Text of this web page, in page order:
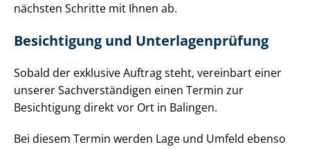
nächsten Schritte mit Ihnen ab.
Besichtigung und Un­ter­la­gen­prü­fung
Sobald der exklusive Auftrag steht, vereinbart einer
unserer Sach­ver­stän­di­gen einen Termin zur
Besichtigung direkt vor Ort in Balingen.
Bei diesem Termin werden Lage und Umfeld ebenso